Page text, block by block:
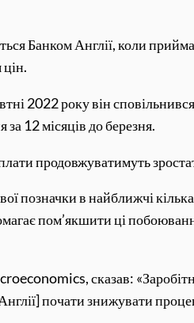
Банком Англії, коли
2022 року він
12 місяців до березня.
продовжуватимуть
позначки в найближчі
пом’якшити ці
сказав:
почати знижувати